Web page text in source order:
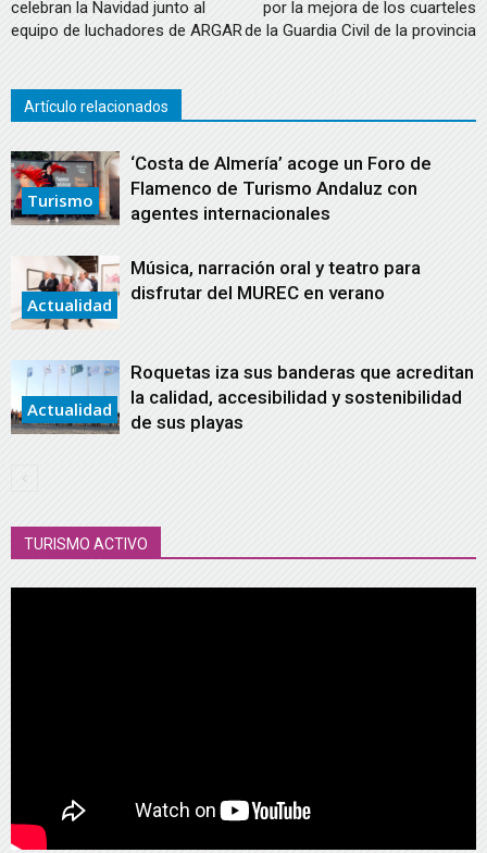
celebran la Navidad junto al
equipo de luchadores de ARGAR
por la mejora de los cuarteles
de la Guardia Civil de la provincia
Artículo relacionados
Turismo
‘Costa de Almería’ acoge un Foro de
Flamenco de Turismo Andaluz con
agentes internacionales
Actualidad
Música, narración oral y teatro para
disfrutar del MUREC en verano
Actualidad
Roquetas iza sus banderas que acreditan
la calidad, accesibilidad y sostenibilidad
de sus playas
TURISMO ACTIVO